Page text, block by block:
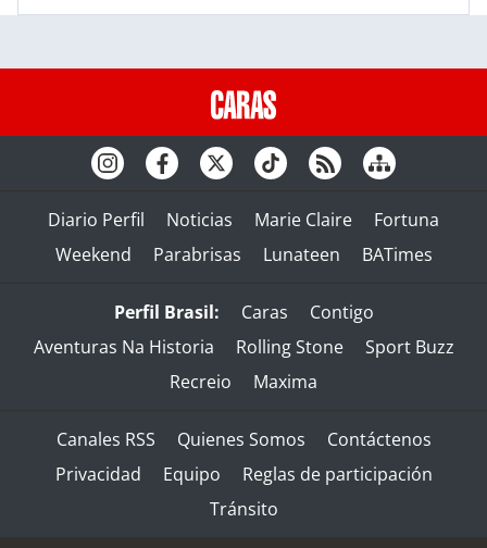
Diario Perfil Noticias Marie Claire
Fortuna
Weekend
Parabrisas Lunateen BATimes
Perfil Brasil: Caras
Contigo
Aventuras Na Historia
Rolling Stone
Sport Buzz
Recreio
Maxima
Canales RSS Quienes Somos
Contáctenos
Privacidad
Equipo
Reglas de participación
Tránsito